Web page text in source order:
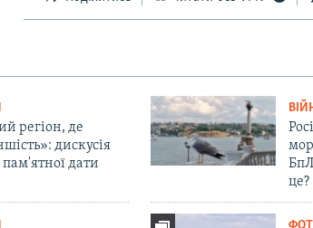
регіон, де
дискусія
дати
це?